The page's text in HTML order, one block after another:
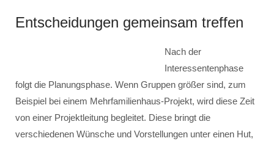
Entscheidungen gemeinsam treffen
Nach der
Interessentenphase
folgt die Planungsphase. Wenn Gruppen größer sind, zum
Beispiel bei einem Mehrfamilienhaus-Projekt, wird diese Zeit
von einer Projektleitung begleitet. Diese bringt die
verschiedenen Wünsche und Vorstellungen unter einen Hut,